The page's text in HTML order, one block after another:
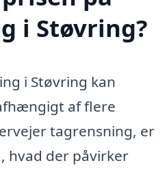
i Støvring?
i Støvring kan
af flere
tagrensning, er
hvad der påvirker